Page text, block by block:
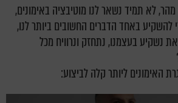
לא תמיד נשאר לנו מוטיבציה באימונים,
להשקיע באחד הדברים החשובים ביותר לנו,
נשקיע בעצמנו, נתחזק ונרוויח מכל